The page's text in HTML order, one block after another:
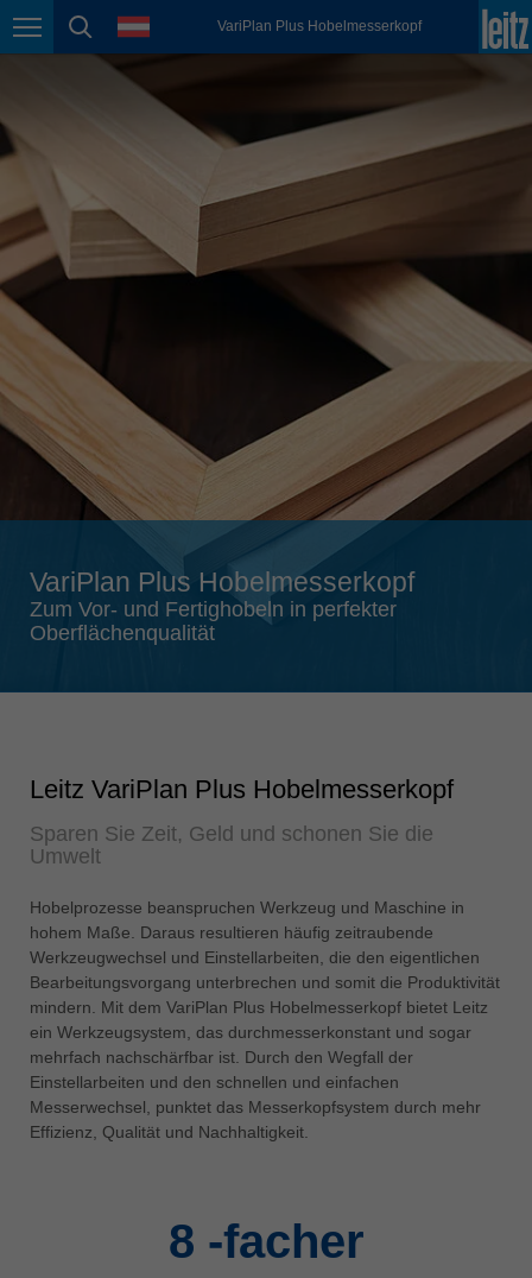
Seitennavigation
Seitensuche
SpracheVariPlan Plus Hobelmesserkopf
México
Nederland
Österreich
deutsch
Polska
Română
Schweiz
deutsch français
Singapore
english
Slovenija
Suomi
english
Türkiye
USA
english
Việt Nam
tiếng việt
中国
中文
ประเทศไทย
ไทย
VariPlan Plus Hobelmesserkopf
Zum Vor- und Fertighobeln in perfekter
Oberflächenqualität
Leitz VariPlan Plus Hobelmesserkopf
Sparen Sie Zeit, Geld und schonen Sie die
Umwelt
Hobelprozesse beanspruchen Werkzeug und Maschine in
hohem Maße. Daraus resultieren häufig zeitraubende
Werkzeugwechsel und Einstellarbeiten, die den eigentlichen
Bearbeitungsvorgang unterbrechen und somit die Produktivität
mindern. Mit dem VariPlan Plus Hobelmesserkopf bietet Leitz
ein Werkzeugsystem, das durchmesserkonstant und sogar
mehrfach nachschärfbar ist. Durch den Wegfall der
Einstellarbeiten und den schnellen und einfachen
Messerwechsel, punktet das Messerkopfsystem durch mehr
Effizienz, Qualität und Nachhaltigkeit.
8 -facher